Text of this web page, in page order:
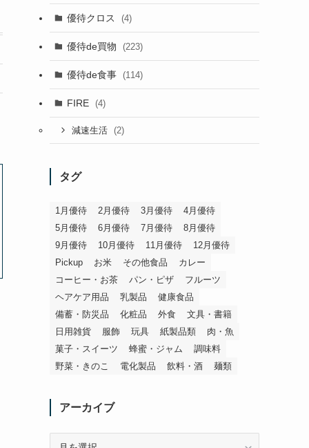
優待クロス (4)
優待de買物 (223)
優待de食事 (114)
FIRE (4)
減速生活 (2)
タグ
1月優待 2月優待 3月優待
4月優待
5月優待
6月優待 7月優待
8月優待
9月優待
10月優待 11月優待
12月優待
Pickup
お米 その他食品
カレー
コーヒー・お茶
パン・ピザ
フルーツ
ヘアケア用品
乳製品
健康食品
備蓄・防災品
化粧品 外食
文具・書籍
日用雑貨
服飾 玩具 紙製品類
肉・魚
菓子・スイーツ
蜂蜜・ジャム
調味料
野菜・きのこ
電化製品 飲料・酒 麺類
アーカイブ